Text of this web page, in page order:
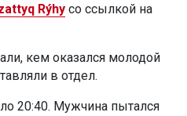
Rýhy со ссылкой на
кем оказался молодой
в отдел.
20:40. Мужчина пытался